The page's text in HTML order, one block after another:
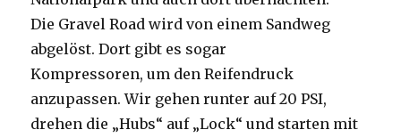
Die Gravel Road wird von einem Sandweg
abgelöst. Dort gibt es sogar
Kompressoren, um den Reifendruck
anzupassen. Wir gehen runter auf 20 PSI,
drehen die „Hubs“ auf „Lock“ und starten mit